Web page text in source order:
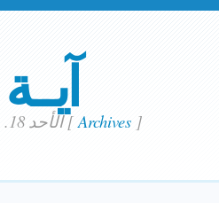
الأحد 18. سبتمبر 2022[Archives]